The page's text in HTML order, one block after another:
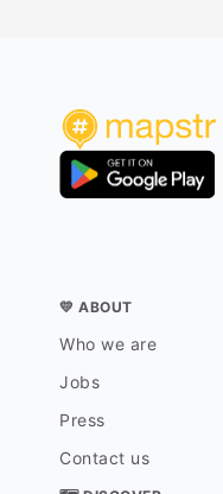
💛 ABOUT
Who we are
Jobs
Press
Contact us